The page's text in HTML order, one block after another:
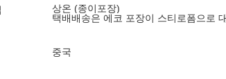
상온 (종이포장)
택배배송은 에코 포장이 스티로폼으로
중국